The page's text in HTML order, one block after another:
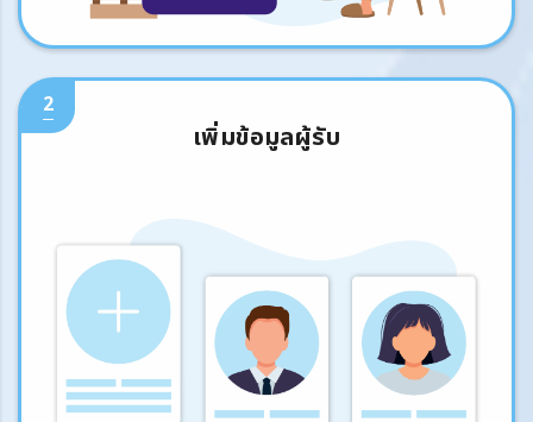
2
เพิ่มข้อมูลผู้รับ